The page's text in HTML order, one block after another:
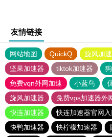
友情链接
网站地图 QuickQ 旋风加
坚果加速器
tiktok加速器
免费vqn外网加速
小蓝鸟
旋风加速器
免费vps加速器外
快连加速器
快连加速器官网入
快鸭加速器
快柠檬加速器